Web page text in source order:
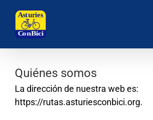
contenido
Quiénes somos
La dirección de nuestra web es:
https://rutas.asturiesconbici.org.